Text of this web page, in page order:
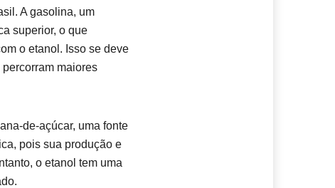
A gasolina, um
superior, o que
o etanol. Isso se deve
maiores
de-açúcar, uma fonte
pois sua produção e
o etanol tem uma